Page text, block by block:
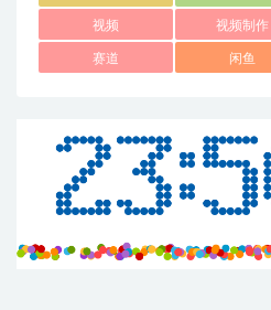
视频 视频制作
赛道 闲鱼